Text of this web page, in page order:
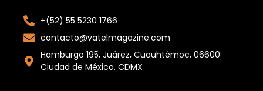
+(52) 55 5230 1766
contacto@vatelmagazine.com
Hamburgo 195, Juárez, Cuauhtémoc, 06600
Ciudad de México, CDMX